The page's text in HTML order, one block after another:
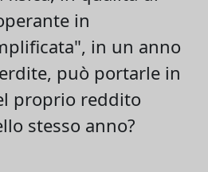
in
in un anno
può portarle in
proprio reddito
stesso anno?